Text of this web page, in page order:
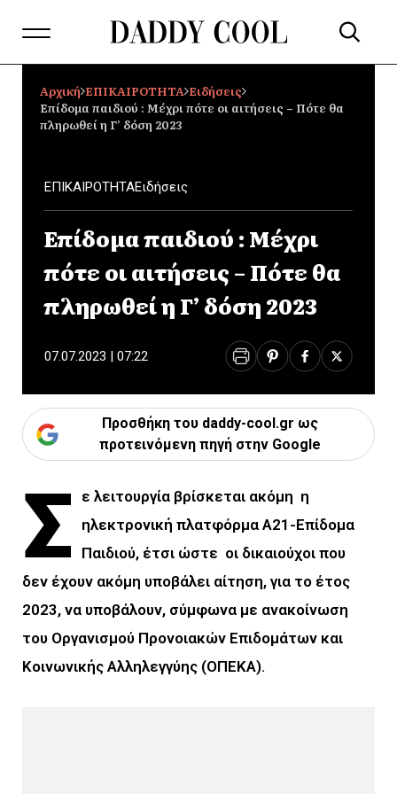
Αρχική ΕΠΙΚΑΙΡΟΤΗΤΑ Ειδήσεις
Επίδομα παιδιού : Μέχρι πότε οι αιτήσεις – Πότε θα
πληρωθεί η Γ’ δόση 2023
ΕΠΙΚΑΙΡΟΤΗΤΑΕιδήσεις
Επίδομα παιδιού : Μέχρι
πότε οι αιτήσεις – Πότε θα
πληρωθεί η Γ’ δόση 2023
07.07.2023 | 07:22
Προσθήκη του daddy-cool.gr ως
προτεινόμενη πηγή στην Google
Σ
ε λειτουργία βρίσκεται ακόμη η
ηλεκτρονική πλατφόρμα Α21-Επίδομα
Παιδιού, έτσι ώστε οι δικαιούχοι που
δεν έχουν ακόμη υποβάλει αίτηση, για το έτος
2023, να υποβάλουν, σύμφωνα με ανακοίνωση
του Οργανισμού Προνοιακών Επιδομάτων και
Κοινωνικής Αλληλεγγύης (ΟΠΕΚΑ).